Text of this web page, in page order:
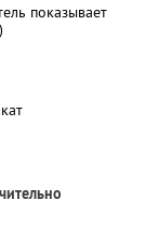
показывает